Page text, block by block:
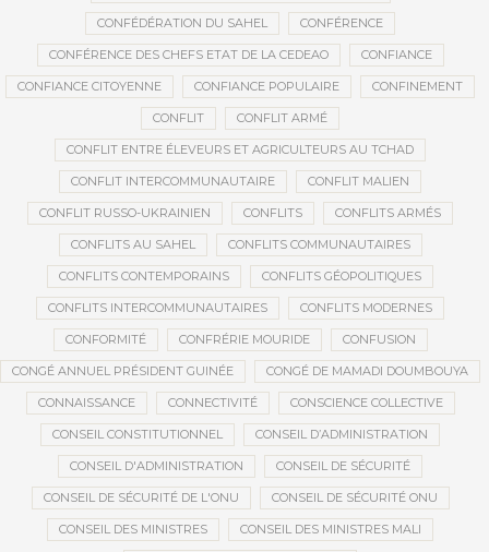
CONFÉDÉRATION DU SAHEL CONFÉRENCE
CONFÉRENCE DES CHEFS ETAT DE LA CEDEAO CONFIANCE
CONFIANCE CITOYENNE CONFIANCE POPULAIRE CONFINEMENT
CONFLIT CONFLIT ARMÉ
CONFLIT ENTRE ÉLEVEURS ET AGRICULTEURS AU TCHAD
CONFLIT INTERCOMMUNAUTAIRE CONFLIT MALIEN
CONFLIT RUSSO-UKRAINIEN CONFLITS CONFLITS ARMÉS
CONFLITS AU SAHEL CONFLITS COMMUNAUTAIRES
CONFLITS CONTEMPORAINS CONFLITS GÉOPOLITIQUES
CONFLITS INTERCOMMUNAUTAIRES CONFLITS MODERNES
CONFORMITÉ CONFRÉRIE MOURIDE CONFUSION
CONGÉ ANNUEL PRÉSIDENT GUINÉE CONGÉ DE MAMADI DOUMBOUYA
CONNAISSANCE CONNECTIVITÉ CONSCIENCE COLLECTIVE
CONSEIL CONSTITUTIONNEL CONSEIL D’ADMINISTRATION
CONSEIL D'ADMINISTRATION CONSEIL DE SÉCURITÉ
CONSEIL DE SÉCURITÉ DE L'ONU CONSEIL DE SÉCURITÉ ONU
CONSEIL DES MINISTRES CONSEIL DES MINISTRES MALI